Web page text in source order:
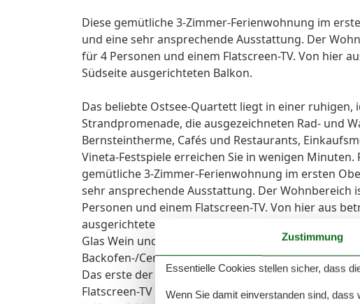
Diese gemütliche 3-Zimmer-Ferienwohnung im
und eine sehr ansprechende Ausstattung. Der
für 4 Personen und einem Flatscreen-TV. Von hier
Südseite ausgerichteten Balkon.
Das beliebte Ostsee-Quartett liegt in einer ruhigen,
Strandpromenade, die ausgezeichneten Rad- und
Bernsteintherme, Cafés und Restaurants,
Vineta-Festspiele erreichen Sie in wenigen
gemütliche 3-Zimmer-Ferienwohnung im ersten
sehr ansprechende Ausstattung. Der
Personen und einem Flatscreen-TV. Von hier aus
ausgerichteten Balkon. Stellen Sie sich vor, Sie
Glas Wein und entfliehen so vollkommen dem
Backofen-/Cerankochfeld, Mikrowelle,
Das erste der beiden Schlafzimmer ist mit mit
Flatscreen-TV und einem großen Kleiderschrank
Zustimmung
Essentielle Cookies stellen sicher, dass
Wenn Sie damit einverstanden sind,